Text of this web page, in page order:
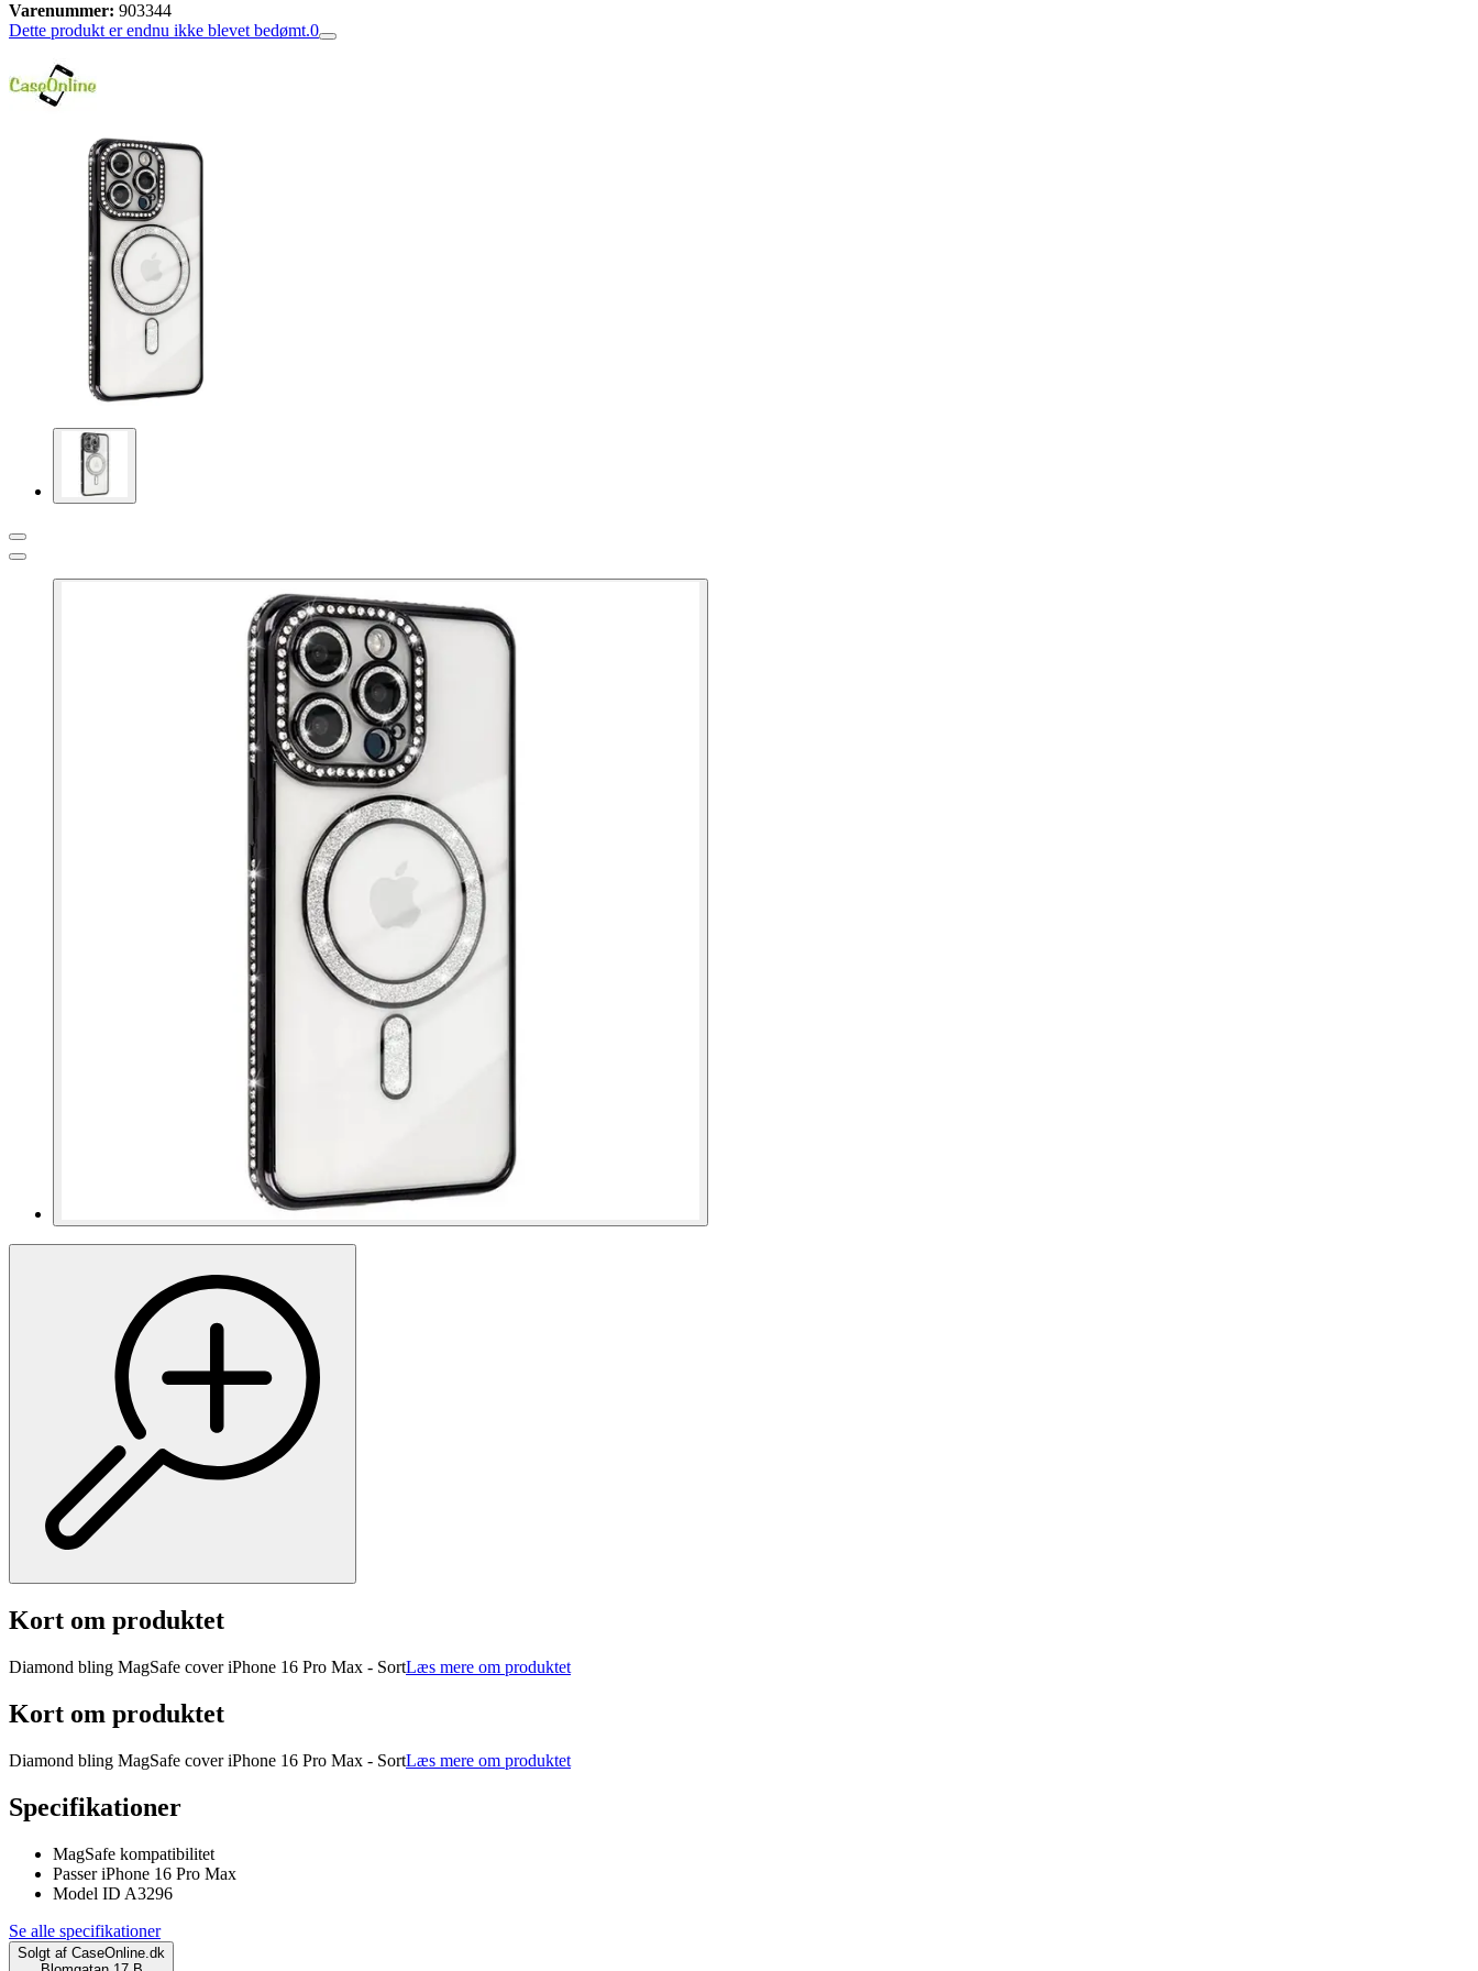
Varenummer: 903344
Dette produkt er endnu ikke blevet bedømt.0
Kort om produktet
Diamond bling MagSafe cover iPhone 16 Pro Max - SortLæs mere om produktet
Kort om produktet
Diamond bling MagSafe cover iPhone 16 Pro Max - SortLæs mere om produktet
Specifikationer
MagSafe kompatibilitet
Passer iPhone 16 Pro Max
Model ID A3296
Se alle specifikationer
Solgt af CaseOnline.dk